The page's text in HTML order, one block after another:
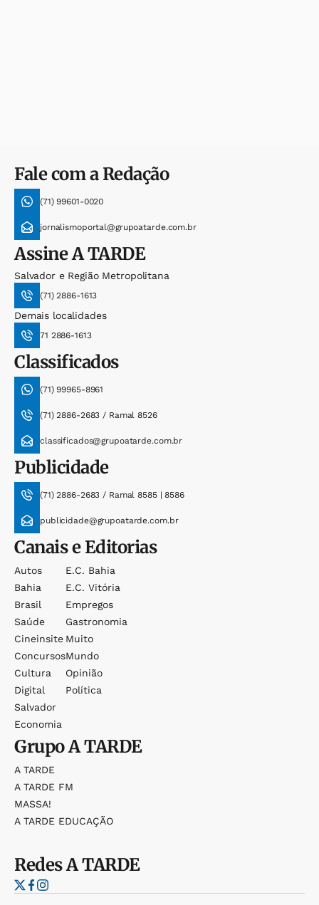
Fale com a Redação
(71) 99601-0020
jornalismoportal@grupoatarde.com.br
AssineA TARDE
Salvador e Região Metropolitana
(71) 2886-1613
Demais localidades
71 2886-1613
Classificados
(71) 99965-8961
(71) 2886-2683 / Ramal 8526
classificados@grupoatarde.com.br
Publicidade
(71) 2886-2683 / Ramal 8585 | 8586
publicidade@grupoatarde.com.br
Canais e Editorias
Autos
Bahia
Brasil
Saúde
Cineinsite
Concursos
Cultura
Digital
Salvador
Economia
E.c. Bahia
E.c. Vitória
Empregos
Gastronomia
Muito
Mundo
Opinião
Política
GrupoA TARDE
A TARDE
A TARDE FM
MASSA!
A TARDE EDUCAÇÃO
RedesA TARDE